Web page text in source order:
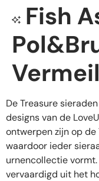
Fish
Vermeil
De Treasure
designs van de
ontwerpen zijn op
waardoor ieder
urnencollectie
vervaardigd uit het